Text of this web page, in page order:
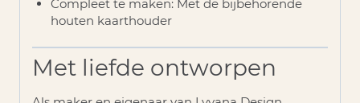
Compleet te maken:Met de bijbehorende
houten kaarthouder
Met liefde ontworpen